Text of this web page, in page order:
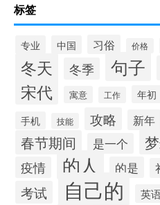
标签
专业 中国 习俗 价格
冬天 冬季 句子
宋代 寓意 工作 年初
手机 技能 攻略 新年
春节期间 是一个
疫情
的人 的是
考试 自己的 英